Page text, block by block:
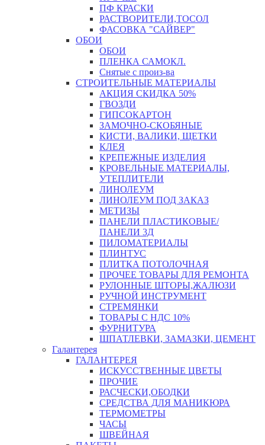
ПФ КРАСКИ
РАСТВОРИТЕЛИ,ТОСОЛ
ФАСОВКА "САЙВЕР"
ОБОИ
ОБОИ
ПЛЕНКА САМОКЛ.
Снятые с произ-ва
СТРОИТЕЛЬНЫЕ МАТЕРИАЛЫ
АКЦИЯ СКИДКА 50%
ГВОЗДИ
ГИПСОКАРТОН
ЗАМОЧНО-СКОБЯНЫЕ
КИСТИ, ВАЛИКИ, ЩЕТКИ
КЛЕЯ
КРЕПЕЖНЫЕ ИЗДЕЛИЯ
КРОВЕЛЬНЫЕ МАТЕРИАЛЫ,
УТЕПЛИТЕЛИ
ЛИНОЛЕУМ
ЛИНОЛЕУМ ПОД ЗАКАЗ
МЕТИЗЫ
ПАНЕЛИ ПЛАСТИКОВЫЕ/
ПАНЕЛИ 3Д
ПИЛОМАТЕРИАЛЫ
ПЛИНТУС
ПЛИТКА ПОТОЛОЧНАЯ
ПРОЧЕЕ ТОВАРЫ ДЛЯ РЕМОНТА
РУЛОННЫЕ ШТОРЫ,ЖАЛЮЗИ
РУЧНОЙ ИНСТРУМЕНТ
СТРЕМЯНКИ
ТОВАРЫ С НДС 10%
ФУРНИТУРА
ШПАТЛЕВКИ, ЗАМАЗКИ, ЦЕМЕНТ
Галантерея
ГАЛАНТЕРЕЯ
ИСКУССТВЕННЫЕ ЦВЕТЫ
ПРОЧИЕ
РАСЧЕСКИ,ОБОДКИ
СРЕДСТВА ДЛЯ МАНИКЮРА
ТЕРМОМЕТРЫ
ЧАСЫ
ШВЕЙНАЯ